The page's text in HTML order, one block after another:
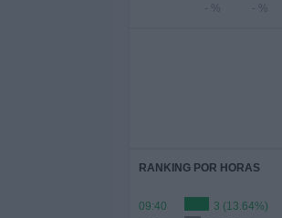
- % - %
RANKING POR HORAS
09:40
3 (13.64%)